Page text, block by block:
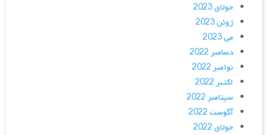
جولای 2023
ژوئن 2023
می 2023
دسامبر 2022
نوامبر 2022
اکتبر 2022
سپتامبر 2022
آگوست 2022
جولای 2022